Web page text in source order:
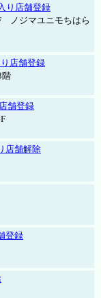
り店舗登録
ノジマユニモちはら
店舗登録
階
舗登録
店舗解除
登録